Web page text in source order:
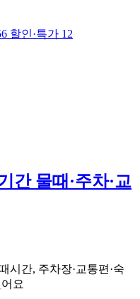
할인·특가 12
간 물때·주차·교
시간, 주차장·교통편·숙
요